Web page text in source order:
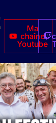
Ma
chaîne
Youtube